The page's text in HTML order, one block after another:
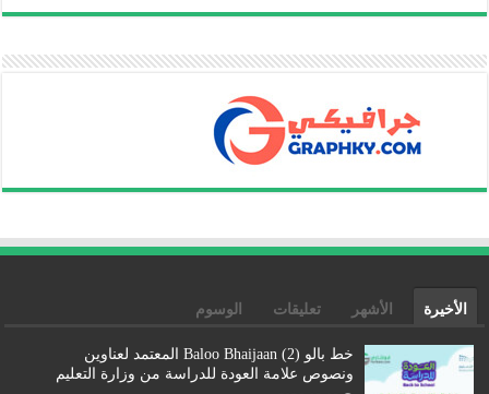
الأخيرة الأشهر تعليقات الوسوم
خط بالو (2) Baloo Bhaijaan المعتمد لعناوين
ونصوص علامة العودة للدراسة من وزارة التعليم